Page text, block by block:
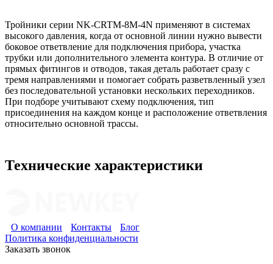
Тройники серии NK-CRTM-8M-4N применяют в системах
высокого давления, когда от основной линии нужно вывести
боковое ответвление для подключения прибора, участка
трубки или дополнительного элемента контура. В отличие от
прямых фитингов и отводов, такая деталь работает сразу с
тремя направлениями и помогает собрать разветвленный узел
без последовательной установки нескольких переходников.
При подборе учитывают схему подключения, тип
присоединения на каждом конце и расположение ответвления
относительно основной трассы.
Технические характеристики
О компании Контакты
Блог
Политика конфиденциальности
Заказать звонок